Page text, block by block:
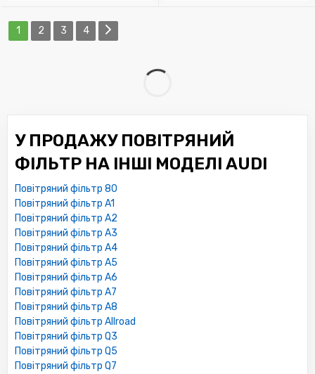
1 2 3 4
У ПРОДАЖУ ПОВІТРЯНИЙ
ФІЛЬТР НА ІНШІ МОДЕЛІ AUDI
Повітряний фільтр 80
Повітряний фільтр A1
Повітряний фільтр A2
Повітряний фільтр A3
Повітряний фільтр A4
Повітряний фільтр A5
Повітряний фільтр A6
Повітряний фільтр A7
Повітряний фільтр A8
Повітряний фільтр Allroad
Повітряний фільтр Q3
Повітряний фільтр Q5
Повітряний фільтр Q7